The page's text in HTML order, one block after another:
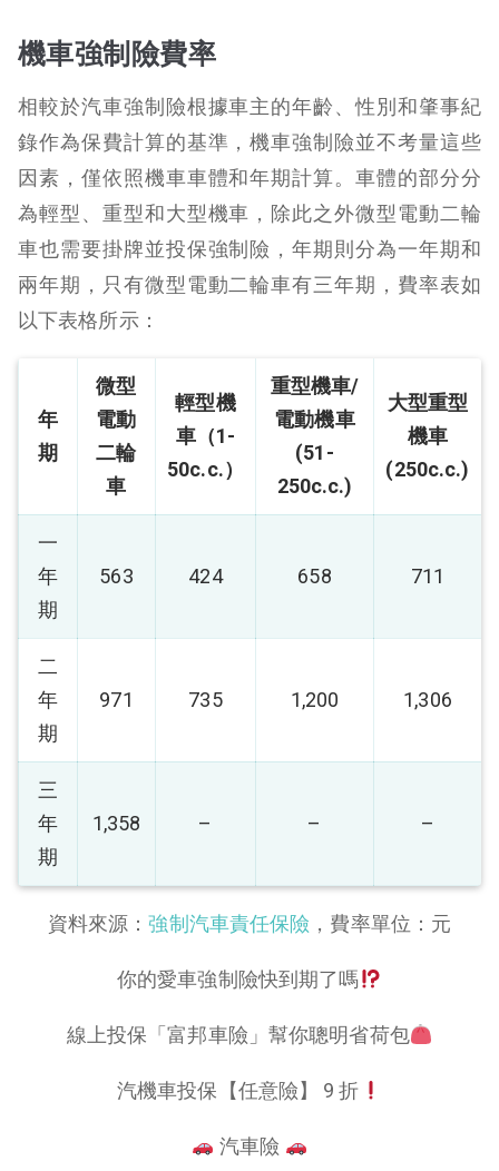
機車強制險費率
相較於汽車強制險根據車主的年齡、性別和肇事紀
錄作為保費計算的基準，機車強制險並不考量這些
因素，僅依照機車車體和年期計算。車體的部分分
為輕型、重型和大型機車，除此之外微型電動二輪
車也需要掛牌並投保強制險，年期則分為一年期和
兩年期，只有微型電動二輪車有三年期，費率表如
以下表格所示：
年
期
微型
電動
二輪
車
輕型機
車（1-
50c.c.）
重型機車/
電動機車
(51-
250c.c.)
大型重型
機車
(250c.c.)
一
年
期
563 424 658 711
二
年
期
971 735 1,200 1,306
三
年
期
1,358 – – –
資料來源：強制汽車責任保險 ，費率單位：元
你的愛車強制險快到期了嗎
線上投保「富邦車險」幫你聰明省荷包
汽機車投保【任意險】 9 折
汽車險